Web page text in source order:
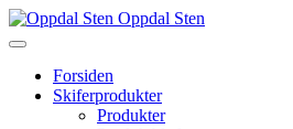
Oppdal Sten
Forsiden
Skiferprodukter
Produkter